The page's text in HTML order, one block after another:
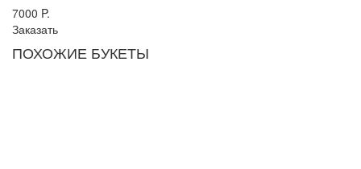
7000 P.
Заказать
ПОХОЖИЕ БУКЕТЫ